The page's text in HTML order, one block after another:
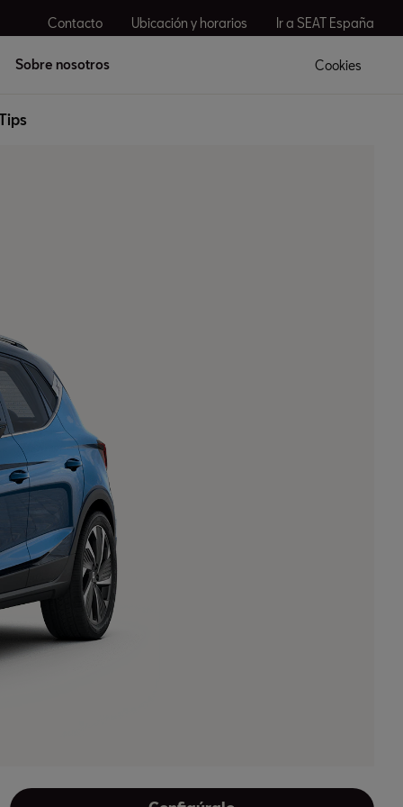
Contacto Ubicación y horarios Ir a SEAT España
Sobre nosotros Cookies